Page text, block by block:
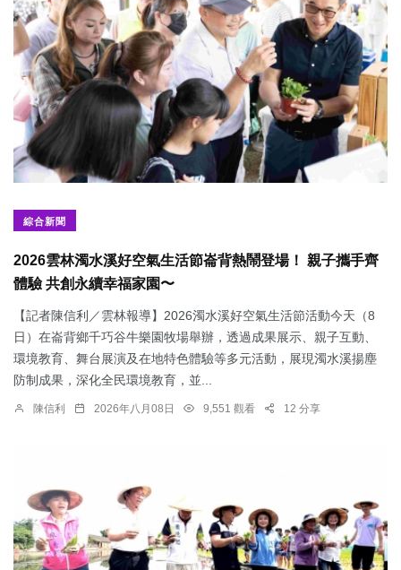
綜合新聞
2026雲林濁水溪好空氣生活節崙背熱鬧登場！ 親子攜手齊
體驗 共創永續幸福家園〜
【記者陳信利／雲林報導】2026濁水溪好空氣生活節活動今天（8
日）在崙背鄉千巧谷牛樂園牧場舉辦，透過成果展示、親子互動、
環境教育、舞台展演及在地特色體驗等多元活動，展現濁水溪揚塵
防制成果，深化全民環境教育，並...
陳信利 2026年八月08日 9,551 觀看 12 分享